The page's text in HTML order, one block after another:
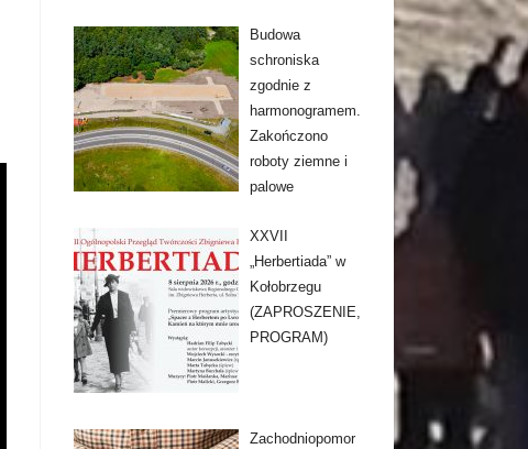
Budowa
schroniska
zgodnie z
harmonogramem.
Zakończono
roboty ziemne i
palowe
XXVII
„Herbertiada” w
Kołobrzegu
(ZAPROSZENIE,
PROGRAM)
Zachodniopomor